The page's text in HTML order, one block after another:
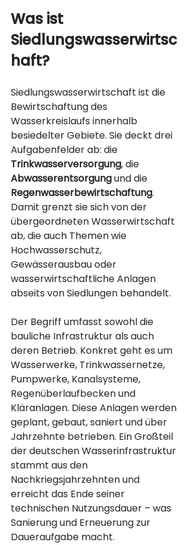
Was ist
Siedlungswasserwirtsc
haft?
Siedlungswasserwirtschaft ist die
Bewirtschaftung des
Wasserkreislaufs innerhalb
besiedelter Gebiete. Sie deckt drei
Aufgabenfelder ab: die
Trinkwasserversorgung, die
Abwasserentsorgung und die
Regenwasserbewirtschaftung.
Damit grenzt sie sich von der
übergeordneten Wasserwirtschaft
ab, die auch Themen wie
Hochwasserschutz,
Gewässerausbau oder
wasserwirtschaftliche Anlagen
abseits von Siedlungen behandelt.
Der Begriff umfasst sowohl die
bauliche Infrastruktur als auch
deren Betrieb. Konkret geht es um
Wasserwerke, Trinkwassernetze,
Pumpwerke, Kanalsysteme,
Regenüberlaufbecken und
Kläranlagen. Diese Anlagen werden
geplant, gebaut, saniert und über
Jahrzehnte betrieben. Ein Großteil
der deutschen Wasserinfrastruktur
stammt aus den
Nachkriegsjahrzehnten und
erreicht das Ende seiner
technischen Nutzungsdauer – was
Sanierung und Erneuerung zur
Daueraufgabe macht.